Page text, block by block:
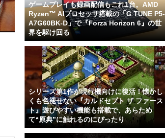
ゲームプレイも録画配信もこれ1台。AMD
Ryzen™ AIプロセッサ搭載の「G TUNE P5-
A7G60BK-D」で『Forza Horizon 6』の世
界を駆け回る
シリーズ第1作が現行機向けに復活！懐かし
くも色褪せない『カルドセプト ザ ファース
ト』遊びやすい機能も搭載で、あらため
て“原典”に触れるのにぴったり